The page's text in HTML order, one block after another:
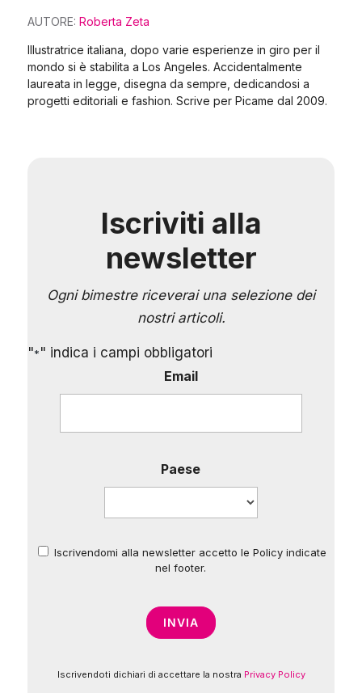
AUTORE: Roberta Zeta
Illustratrice italiana, dopo varie esperienze in giro per il
mondo si è stabilita a Los Angeles. Accidentalmente
laureata in legge, disegna da sempre, dedicandosi a
progetti editoriali e fashion. Scrive per Picame dal 2009.
Iscriviti alla
newsletter
Ogni bimestre riceverai una selezione dei
nostri articoli.
"*" indica i campi obbligatori
Email
Paese
*
Iscrivendomi alla newsletter accetto le Policy indicate
nel footer.
Iscrivendoti dichiari di accettare la nostra Privacy Policy